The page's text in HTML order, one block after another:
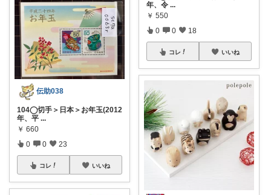
伝助038
104◯切手＞日本＞お年玉(2012
年、平 ...
￥ 660
0 0 23
コレ いいね
年、令 ...
￥ 550
0 0 18
コレ いいね